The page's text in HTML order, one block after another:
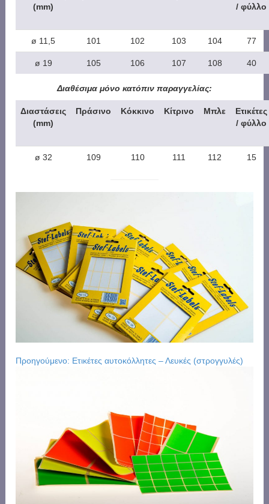
(mm)
/ φύλλο
ø 11,5 101 102 103 104 77
ø 19 105 106 107 108 40
Διαθέσιμα μόνο κατόπιν παραγγελίας:
Διαστάσεις
(mm)
Πράσινο Κόκκινο Κίτρινο Μπλε
Ετικέτες
/ φύλλο
ø 32 109 110 111 112 15
Προηγούμενο: Ετικέτες αυτοκόλλητες – Λευκές (στρογγυλές)